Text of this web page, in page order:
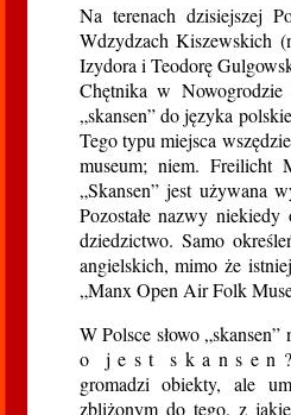
Na terenach dzisiejszej
Wdzydzach Kiszewskich
Izydora i Teodorę
Chętnika w Nowogrodzie
„skansen” do języka
Tego typu miejsca
museum; niem. Freilicht
„Skansen” jest używana
Pozostałe nazwy
dziedzictwo. Samo
angielskich, mimo że
„Manx Open Air Folk
W Polsce słowo
o j e s t s k a n s e n
gromadzi obiekty, ale
zbliżonym do tego, z